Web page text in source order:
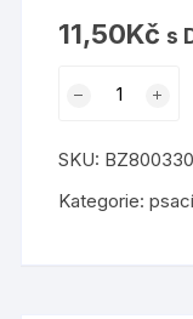
11,50Kč s
kovové
SKU: BZ800330
Kategorie: